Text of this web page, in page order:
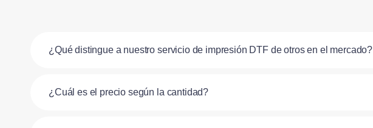
¿Qué distingue a nuestro servicio de impresión DTF de otros en el mercado?
¿Cuál es el precio según la cantidad?